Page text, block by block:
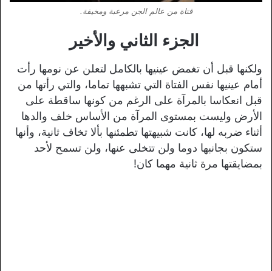
فتاة من عالم الجن مرعبة ومخيفة.
الجزء الثاني والأخير
ولكنها قبل أن تغمض عينيها بالكامل لتعلن عن نومها رأت
أمام عينيها نفس الفتاة التي تشبهها تماما، والتي رأتها من
قبل انعكاسا بالمرآة على الرغم من كونها ساقطة على
الأرض وليست بمستوى المرآة من الأساس خلف والدها
أثناء ضربه لها، كانت شبيهتها تطمئنها بألا تخاف ثانية، وأنها
ستكون بجانبها دوما ولن تتخلى عنها، ولن تسمح لأحد
بمضايقتها مرة ثانية مهما كان!